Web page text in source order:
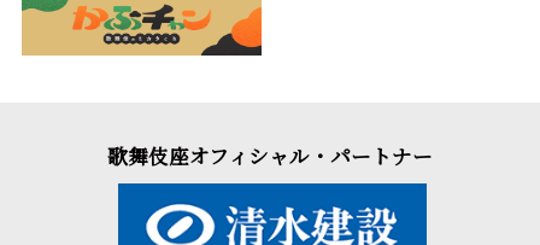
歌舞伎座オフィシャル・パートナー